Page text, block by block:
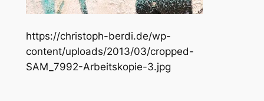
https://christoph-berdi.de/wp-
content/uploads/2013/03/cropped-
SAM_7992-Arbeitskopie-3.jpg